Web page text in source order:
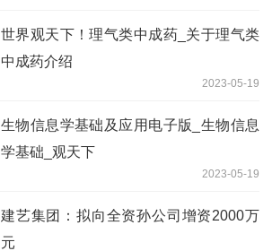
世界观天下！理气类中成药_关于理气类
中成药介绍
2023-05-19
生物信息学基础及应用电子版_生物信息
学基础_观天下
2023-05-19
建艺集团：拟向全资孙公司增资2000万
元